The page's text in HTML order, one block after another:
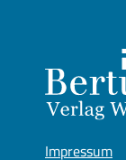
Impressum